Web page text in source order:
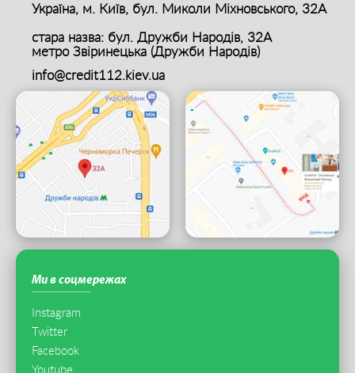
Україна, м. Київ, бул. Миколи Міхновського, 32А
стара назва: бул. Дружби Народів, 32А
метро Звіринецька (Дружби Народів)
info@credit112.kiev.ua
Ми в соцмережах
Instagram
Twitter
Facebook
Youtube